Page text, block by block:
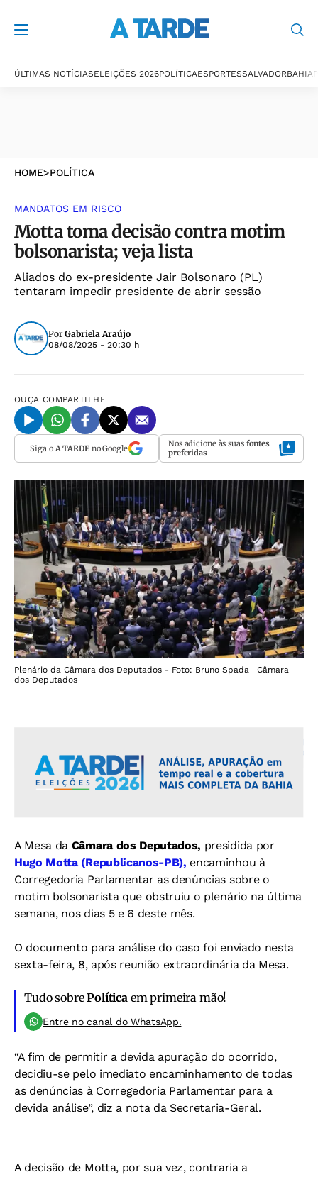
ÚLTIMAS NOTÍCIASELEIÇÕES 2026POLÍTICAESPORTESSALVADORBAHIA
HOME>POLÍTICA
MANDATOS EM RISCO
Motta toma decisão contra motim
bolsonarista; veja lista
Aliados do ex-presidente Jair Bolsonaro (PL)
tentaram impedir presidente de abrir sessão
Por Gabriela Araújo
08/08/2025 - 20:30 h
OUÇA COMPARTILHE
Siga o A TARDEno Google Nos adicione às suas fontes
preferidas
Plenário da Câmara dos Deputados - Foto: Bruno Spada | Câmara
dos Deputados
A Mesa da Câmara dos Deputados, presidida por
Hugo Motta (Republicanos-PB), encaminhou à
Corregedoria Parlamentar as denúncias sobre o
motim bolsonarista que obstruiu o plenário na última
semana, nos dias 5 e 6 deste mês.
O documento para análise do caso foi enviado nesta
sexta-feira, 8, após reunião extraordinária da Mesa.
Tudo sobrePolíticaem primeira mão!
Entre no canal do WhatsApp.
“A fim de permitir a devida apuração do ocorrido,
decidiu-se pelo imediato encaminhamento de todas
as denúncias à Corregedoria Parlamentar para a
devida análise”, diz a nota da Secretaria-Geral.
A decisão de Motta, por sua vez, contraria a